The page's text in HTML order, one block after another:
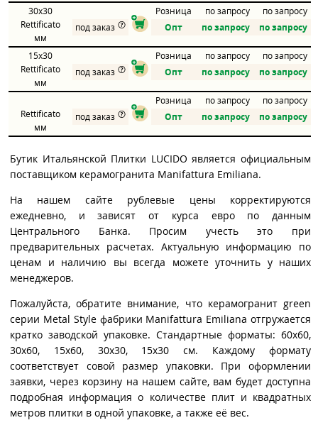
30x30
Rettificato
мм
Розница по запросу
по запросу
под заказ
Опт по запросу по запросу
15x30
Rettificato
мм
Розница по запросу
по запросу
под заказ
Опт по запросу по запросу
Rettificato
мм
Розница по запросу
по запросу
под заказ
Опт по запросу по запросу
Бутик Итальянской Плитки LUCIDO является официальным
поставщиком керамогранита Manifattura Emiliana.
На нашем сайте рублевые цены корректируются
ежедневно, и зависят от курса евро по данным
Центрального Банка. Просим учесть это при
предварительных расчетах. Актуальную информацию по
ценам и наличию вы всегда можете уточнить у наших
менеджеров.
Пожалуйста, обратите внимание, что керамогранит green
серии Metal Style фабрики Manifattura Emiliana отгружается
кратко заводской упаковке. Стандартные форматы: 60x60,
30x60, 15x60, 30x30, 15x30 см. Каждому формату
соответствует совой размер упаковки. При оформлении
заявки, через корзину на нашем сайте, вам будет доступна
подробная информация о количестве плит и квадратных
метров плитки в одной упаковке, а также её вес.